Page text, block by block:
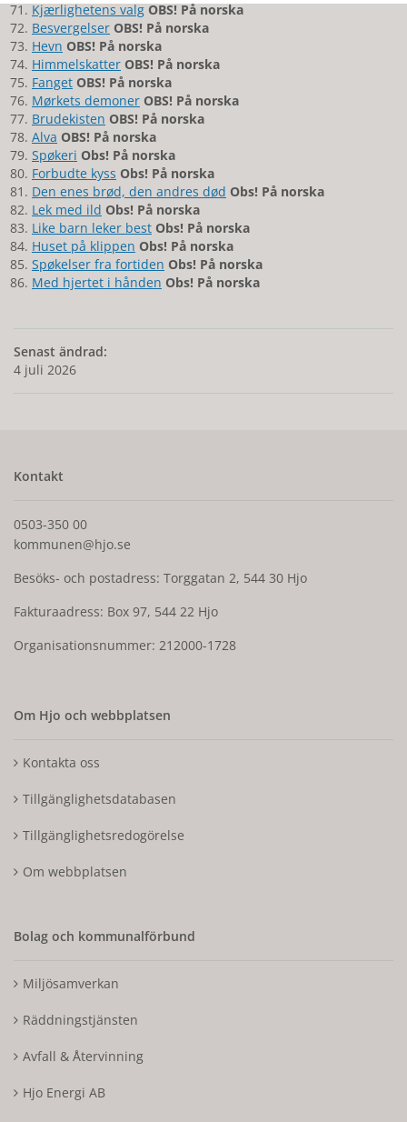
Kjærlighetens valg OBS! På norska
Besvergelser OBS! På norska
Hevn OBS! På norska
Himmelskatter OBS! På norska
Fanget OBS! På norska
Mørkets demoner OBS! På norska
Brudekisten OBS! På norska
Alva OBS! På norska
Spøkeri Obs! På norska
Forbudte kyss Obs! På norska
Den enes brød, den andres død Obs! På norska
Lek med ild Obs! På norska
Like barn leker best Obs! På norska
Huset på klippen Obs! På norska
Spøkelser fra fortiden Obs! På norska
Med hjertet i hånden Obs! På norska
Senast ändrad:
4 juli 2026
Kontakt
0503-350 00
kommunen@hjo.se
Besöks- och postadress: Torggatan 2, 544 30 Hjo
Fakturaadress: Box 97, 544 22 Hjo
Organisationsnummer: 212000-1728
Om Hjo och webbplatsen
Kontakta oss
Tillgänglighetsdatabasen
Tillgänglighetsredogörelse
Om webbplatsen
Bolag och kommunalförbund
Miljösamverkan
Räddningstjänsten
Avfall & Återvinning
Hjo Energi AB